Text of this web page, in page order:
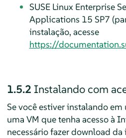
SUSE Linux Enterprise
Applications 15 SP7
instalação, acesse
https://
1.5.2 Instalando com
Se você estiver instalando
uma VM que tenha acesso à
necessário fazer download da